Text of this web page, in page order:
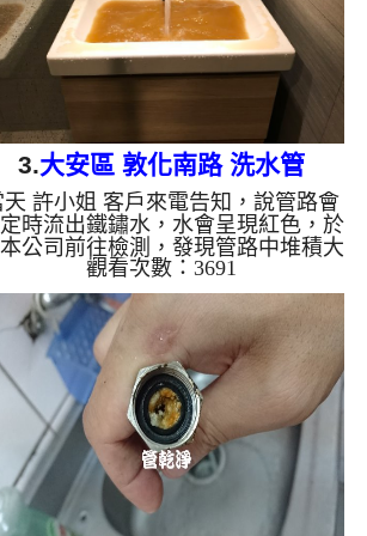
3.大安區 敦化南路 洗水管
天 許小姐 客戶來電告知，說管路會
時流出鐵鏽水，水會呈現紅色，於
公司前往檢測，發現管路中堆積大
管垢，於是本公司架起 水管清洗機
始 洗水管 ， 管路不斷噴出黃水，
下圖， 水管清洗 約兩個多小時，管
的鐵鏽終於清洗乾淨，客戶終於能
常使用水了。 清洗水管,水管清洗,
洗水管, 熱水管堵塞, 熱水忽冷忽熱 ...
觀看次數：3691